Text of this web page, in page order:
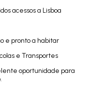
acessos a Lisboa
e pronto a habitar
e Transportes
oportunidade para